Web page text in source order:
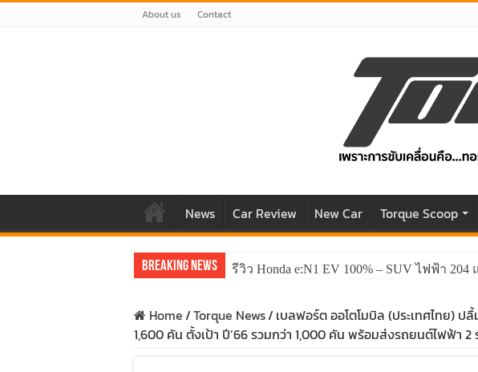
About us Contact
News Car Review New Car Torque Scoop
Breaking News รีวิว Honda e:N1 EV 100% – SUV ไฟฟ้า
Home/Torque News/ เบลฟอร์ต ออโตโมบิล (ประเทศไทย) ป
1,600 คัน ตั้งเป้า ปี’66 รวมกว่า 1,000 คัน พร้อมส่งรถยนต์ไฟฟ้า